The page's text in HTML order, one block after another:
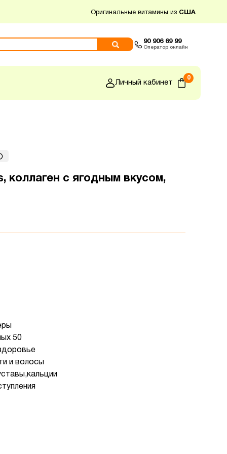
Оригинальные витамины из США
90 906 69 99
Оператор онлайн
Личный кабинет
0
коллаген с ягодным вкусом,
50
и волосы